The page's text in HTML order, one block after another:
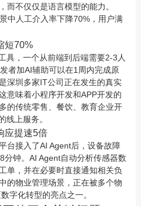
而不仅仅是语言模型的能力。
中人工介入率下降70%，用户满
短70%
具，一个从前端到后端需要2-3人
者加AI辅助可以在1周内完成原
深圳多家IT公司正在发生的真实
意味着小程序开发和APP开发的
的传统零售、餐饮、教育企业开
线上服务。
应提速5倍
台接入了AI Agent后，设备故障
钟。AI Agent自动分析传感器数
单，并在必要时直接通知相关负
的物业管理场景，正在被多个物
字化转型的亮点之一。